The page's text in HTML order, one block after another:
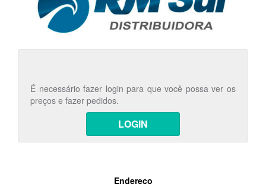
É necessário fazer login para que você possa ver os
preços e fazer pedidos.
LOGIN
Endereco